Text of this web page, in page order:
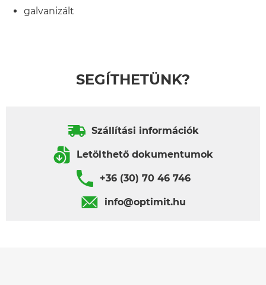
galvanizált
SEGÍTHETÜNK?
Szállítási információk
Letölthető dokumentumok
+36 (30) 70 46 746
info@optimit.hu